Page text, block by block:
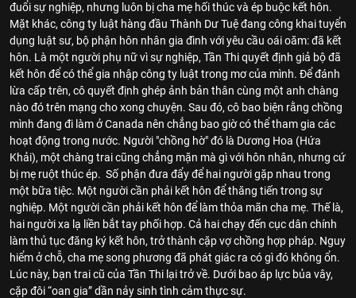
đuổi sự nghiệp, nhưng luôn bị cha mẹ hối thúc và ép buộc kết hôn.
Mặt khác, công ty luật hàng đầu Thành Dư Tuệ đang công khai tuyển
dụng luật sư, bộ phận hôn nhân gia đình với yêu cầu oái oăm: đã kết
hôn. Là một người phụ nữ vì sự nghiệp, Tần Thi quyết định giả bộ đã
kết hôn để có thể gia nhập công ty luật trong mơ của mình. Để đánh
lừa cấp trên, cô quyết định ghép ảnh bản thân cùng một anh chàng
nào đó trên mạng cho xong chuyện. Sau đó, cô bao biện rằng chồng
mình đang đi làm ở Canada nên chẳng bao giờ có thể tham gia các
hoạt động trong nước. Người "chồng hờ" đó là Dương Hoa (Hứa
Khải), một chàng trai cũng chẳng mặn mà gì với hôn nhân, nhưng cứ
bị mẹ ruột thúc ép. Số phận đưa đẩy để hai người gặp nhau trong
một bữa tiệc. Một người cần phải kết hôn để thăng tiến trong sự
nghiệp. Một người cần phải kết hôn để làm thỏa mãn cha mẹ. Thế là,
hai người xa lạ liền bắt tay phối hợp. Cả hai chạy đến cục dân chính
làm thủ tục đăng ký kết hôn, trở thành cặp vợ chồng hợp pháp. Nguy
hiểm ở chỗ, cha mẹ song phương đã phát giác ra có gì đó không ổn.
Lúc này, bạn trai cũ của Tần Thi lại trở về. Dưới bao áp lực bủa vây,
cặp đôi “oan gia” dần nảy sinh tình cảm thực sự.